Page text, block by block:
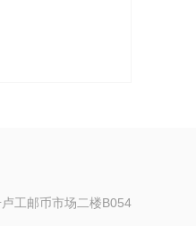
工邮币市场二楼B054